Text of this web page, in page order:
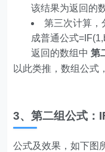
该结果为返回的
第三次计算，
成普通公式
返回的数组中第
以此类推，数组公式
3、第二组公式：
公式及效果，如下图